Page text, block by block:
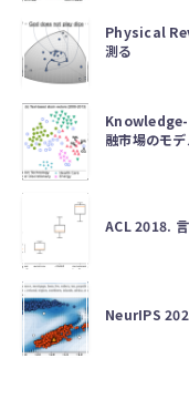
Physical
測る
Knowledge-
融市場のモ
ACL 2018.
NeurIPS